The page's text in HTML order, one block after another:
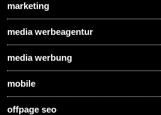
marketing
media werbeagentur
media werbung
mobile
offpage seo